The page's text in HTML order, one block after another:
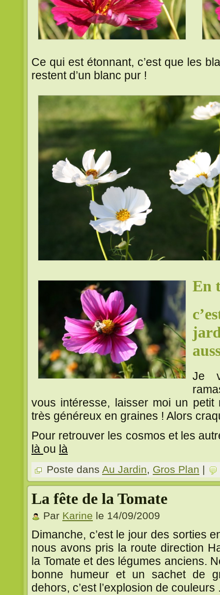
Ce qui est étonnant, c’est que les
restent d’un blanc pur !
En
Je
vous intéresse, laisser moi un petit
très généreux en graines ! Alors
Pour retrouver les cosmos et les
là ou là
Poste dans Au Jardin, Gros Plan |
La fête de la Tomate
Par Karine le 14/09/2009
Dimanche, c’est le jour des sorties
nous avons pris la route direction
la Tomate et des légumes anciens.
bonne humeur et un sachet de
dehors, c’est l’explosion de couleurs